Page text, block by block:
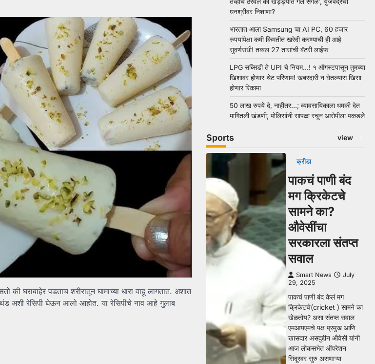
घराबाहेर पडताच शरीरातून घामाच्या धारा वाहू लागतात. अशात
अशी रेसिपी घेऊन आलो आहोत. या रेसिपीचे नाव आहे गुलाब
धनश्रीवर निशाणा?
भारतात आला Samsung चा AI PC, 60 हजार
रुपयांपेक्षा कमी किंमतीत खरेदी करण्याची ही आहे
सुवर्णसंधी! तब्बल 27 तासांची बॅटरी लाईफ
LPG सब्सिडी ते UPI चे नियम…! १ ऑगस्टपासून तुमच्या
खिशावर होणार थेट परिणाम! खबरदारी न घेतल्यास खिसा
होणार रिकामा
50 लाख रुपये दे, नाहीतर…; व्यावसायिकाला धमकी देत
मागितली खंडणी; पोलिसांनी सापळा रचून आरोपीला पकडले
Sports view
क्रीडा
पाकचं पाणी बंद
मग क्रिकेटचे
सामने का?
औवेसींचा
सरकारला संतप्त
सवाल
Smart News
July
29, 2025
पाकचं पाणी बंद केलं मग
क्रिकेटचे(cricket ) सामने का
खेळतोय? असा संतप्त सवाल
एमआयएमचे पक्ष प्रमुख आणि
खासदार असदुद्दीन औवेसी यांनी
आज लोकसभेत ऑपरेशन
सिंदूरवर सुरु असणाऱ्या